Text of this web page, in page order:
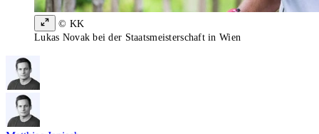
© KK
Lukas Novak bei der Staatsmeisterschaft in Wien